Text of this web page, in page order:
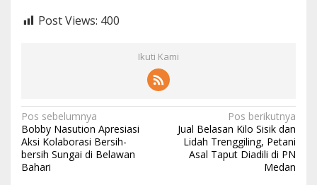
Post Views: 400
Ikuti Kami
N
a
v
Pos sebelumnya
Bobby Nasution Apresiasi
Aksi Kolaborasi Bersih-
bersih Sungai di Belawan
Bahari
Pos berikutnya
Jual Belasan Kilo Sisik dan
Lidah Trenggiling, Petani
Asal Taput Diadili di PN
Medan